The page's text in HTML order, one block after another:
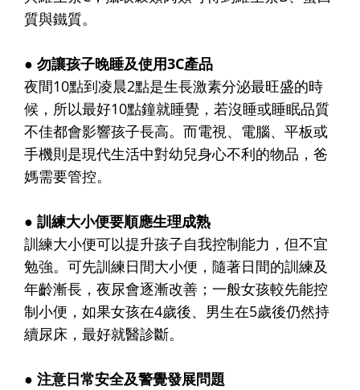
質與鐵質。
● 勿讓孩子晚睡及使用3C產品
夜間10點到凌晨2點是生長激素分泌最旺盛的時
候，所以最好10點鐘就睡覺，若沒睡或睡眠品質
不佳都會影響孩子長高。而電視、電腦、平板或
手機則是現代生活中對幼兒身心不利的物品，爸
媽需要管控。
● 訓練大小便要順應生理成熟
訓練大小便可以提升孩子自我控制能力，但不宜
勉強。可先訓練日間大小便，隨著日間的訓練及
年齡漸長，夜尿會逐漸改善；一般女孩較先能控
制小便，如果女孩在4歲後、男生在5歲後仍然持
續尿床，最好就醫診斷。
● 注意日常安全及警覺發展問題